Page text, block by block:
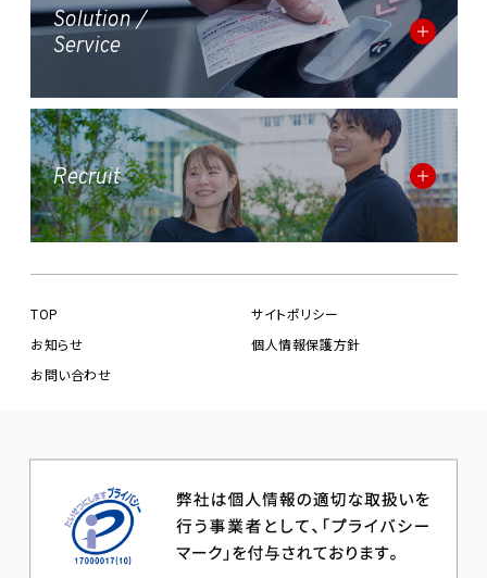
TOP
お知らせ
お問い合わせ
サイトポリシー
個人情報保護方針
Solution /
Service
Recruit